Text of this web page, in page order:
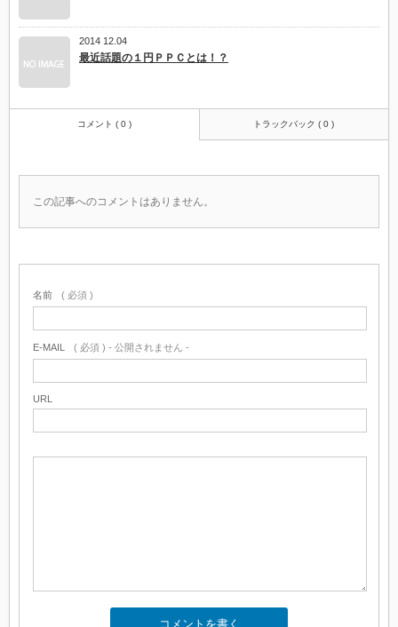
2014 12.04
最近話題の１円ＰＰＣとは！？
コメント ( 0 ) トラックバック ( 0 )
この記事へのコメントはありません。
名前 ( 必須 )
E-MAIL ( 必須 ) - 公開されません -
URL